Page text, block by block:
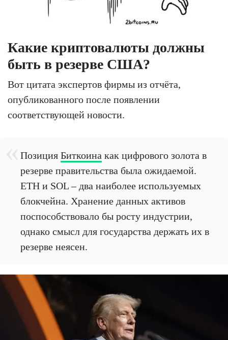
Какие криптовалюты должны
быть в резерве США?
Вот цитата экспертов фирмы из отчёта,
опубликованного после появлении
соответствующей новости.
Позиция Биткоина как цифрового золота в
резерве правительства была ожидаемой.
ETH и SOL – два наиболее используемых
блокчейна. Хранение данных активов
поспособствовало бы росту индустрии,
однако смысл для государства держать их в
резерве неясен.